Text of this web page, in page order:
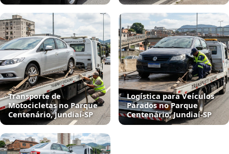
Transporte de
Motocicletas no Parque
Centenário, Jundiaí‑SP
Logística para Veículos
Parados no Parque
Centenário, Jundiaí‑SP